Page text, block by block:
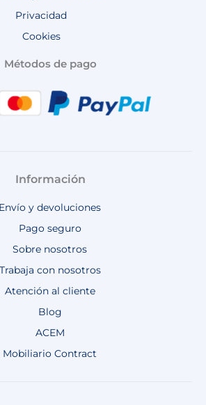
Privacidad
Cookies
Métodos de pago
Información
Envío y devoluciones
Pago seguro
Sobre nosotros
Trabaja con nosotros
Atención al cliente
Blog
ACEM
Mobiliario Contract